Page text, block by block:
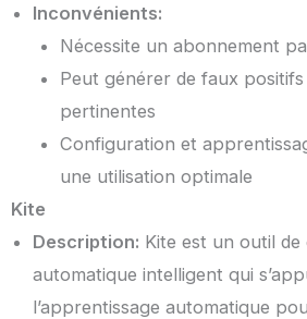
Inconvénients:
Nécessite un abonnement
Peut générer de faux
pertinentes
Configuration et
une utilisation optimale
Kite
Description: Kite est un outil
automatique intelligent qui
l’apprentissage automatique